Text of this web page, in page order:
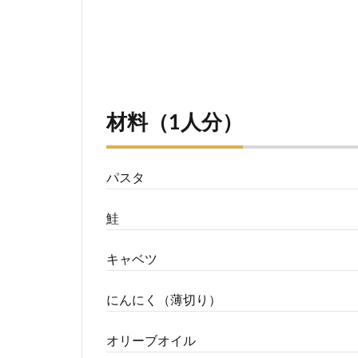
材料（1人分）
パスタ
鮭
キャベツ
にんにく（薄切り）
オリーブオイル